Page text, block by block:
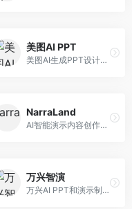
美图AI PPT
美图AI生成PPT设计工具，整合图像处理能力。面向设计师和职场人士，提供PPT生成、图片美化、设计优化等服务，视觉设计美观。
NarraLand
AI智能演示内容创作平台，专注于叙事演示。面向内容创作者，提供故事创作、演示生成、动画设计等服务，演示内容生动有趣。
万兴智演
万兴AI PPT和演示制作软件，整合视频演示功能。面向职场人士和教育工作者，提供PPT生成、演示录制、视频制作等服务，演示功能完善。